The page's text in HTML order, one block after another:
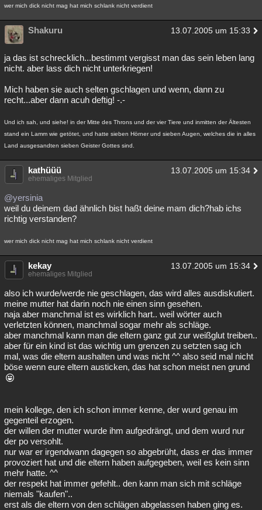
wer mich dick nicht mag hat mich schlank nicht verdient
Shakuru 13.07.2005 um 15:33
ja das ist schrecklich...bestimmt vergisst man das sein leben lang
nicht. aber lass dich nicht unterkriegen!
Mich haben sie auch selten gschlagen und wenn, dann zu
recht...aber dann acuh deftig! -.-
Und ich sah, und siehe! in der Mitte des Throns und der vier Tiere und inmitten der Ältesten
stand ein Lamm wie getötet, und hatte sieben Hörner und sieben Augen, welches die in alles
Land ausgesandten sieben Geister Gottes sind.
kathüüü 13.07.2005 um 15:34
ehemaliges Mitglied
@yersinia
weil du deinem dad ähnlich bist haßt deine mam dich?hab ichs
richtig verstanden?
wer mich dick nicht mag hat mich schlank nicht verdient
kekay 13.07.2005 um 15:34
ehemaliges Mitglied
also ich wurde/werde nie geschlagen, das wird alles ausdiskutiert.
meine mutter hat darin noch nie einen sinn gesehen.
naja aber manchmal ist es wirklich hart.. weil wörter auch
verletzten können, manchmal sogar mehr als schläge.
aber manchmal kann man die eltern ganz gut zur weißglut treiben..
aber für ein kind ist das wichtig um grenzen zu setzten sag ich
mal, was die eltern aushalten und was nicht ^^ also seid mal nicht
böse wenn eure eltern austicken, das hat schon meist nen grund
mein kollege, den ich schon immer kenne, der wurd genau im
gegenteil erzogen.
der willen der mutter wurde ihm aufgedrängt, und dem wurd nur
der po versohlt.
nur war er irgendwann dagegen so abgebrüht, dass er das immer
provoziert hat und die eltern haben aufgegeben, weil es kein sinn
mehr hatte. ^^
der respekt hat immer gefehlt.. den kann man sich mit schläge
niemals "kaufen"..
erst als die eltern von den schlägen abgelassen haben ging es.